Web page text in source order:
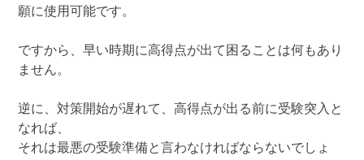
願に使用可能です。
ですから、早い時期に高得点が出て困ることは何もあり
ません。
逆に、対策開始が遅れて、高得点が出る前に受験突入と
なれば、
それは最悪の受験準備と言わなければならないでしょ